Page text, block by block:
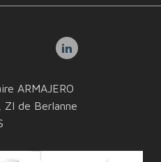
ARMAJERO
ZI de Berlanne